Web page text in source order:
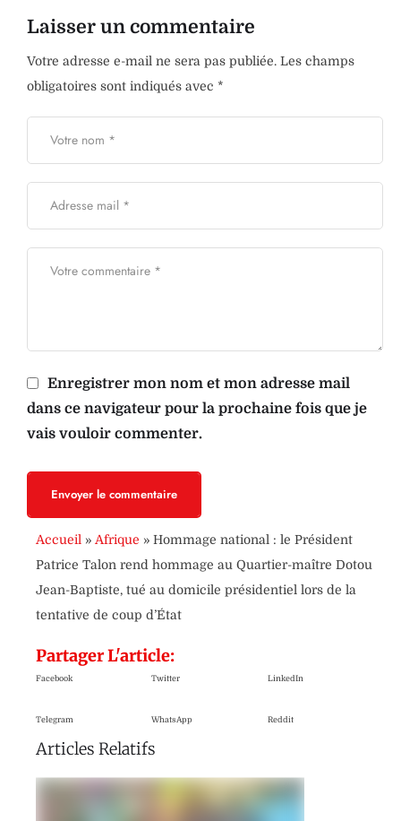
Laisser un commentaire
Votre adresse e-mail ne sera pas publiée. Les champs
obligatoires sont indiqués avec *
Enregistrer mon nom et mon adresse mail
dans ce navigateur pour la prochaine fois que je
vais vouloir commenter.
Envoyer le commentaire
Accueil » Afrique » Hommage national : le Président
Patrice Talon rend hommage au Quartier-maître Dotou
Jean-Baptiste, tué au domicile présidentiel lors de la
tentative de coup d’État
Partager L'article:
Facebook Twitter LinkedIn
Telegram WhatsApp Reddit
Articles Relatifs